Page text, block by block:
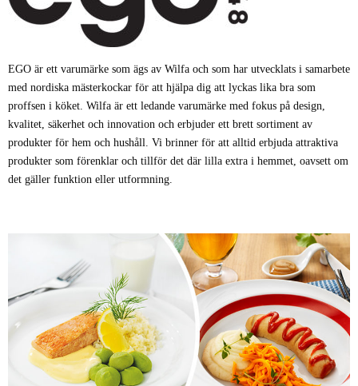
EGO är ett varumärke som ägs av Wilfa och som har utvecklats i samarbete
med nordiska mästerkockar för att hjälpa dig att lyckas lika bra som
proffsen i köket. Wilfa är ett ledande varumärke med fokus på design,
kvalitet, säkerhet och innovation och erbjuder ett brett sortiment av
produkter för hem och hushåll. Vi brinner för att alltid erbjuda attraktiva
produkter som förenklar och tillför det där lilla extra i hemmet, oavsett om
det gäller funktion eller utformning.